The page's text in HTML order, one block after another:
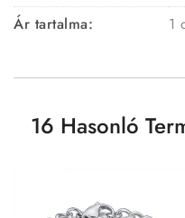
Ár tartalma:
1
16 Hasonló